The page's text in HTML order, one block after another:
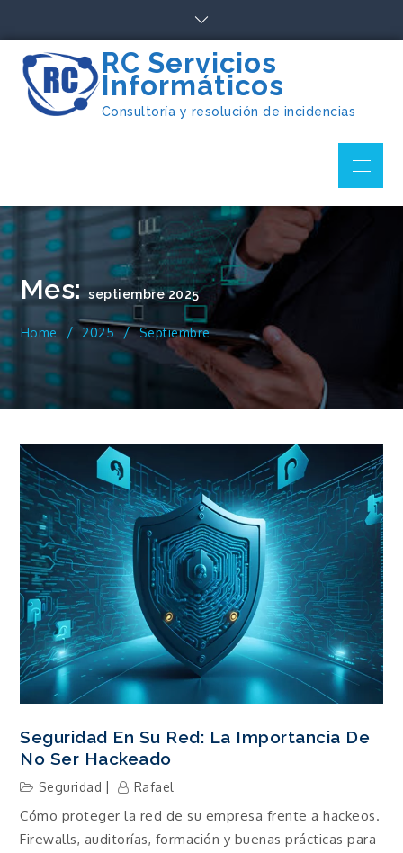
content
RC Servicios
Informáticos
Consultoría y resolución de incidencias
Menu
Mes: septiembre 2025
Home 2025 Septiembre
Seguridad En Su Red: La Importancia De
No Ser Hackeado
Seguridad Rafael
Cómo proteger la red de su empresa frente a hackeos.
Firewalls, auditorías, formación y buenas prácticas para